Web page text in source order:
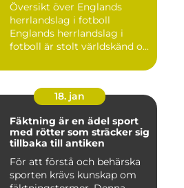
Översikt över Englands
herrlandslag i fotboll
Englands herrlandslag i
fotboll är stolt världskänd o...
18. jan
Fäktning är en ädel sport
med rötter som sträcker sig
tillbaka till antiken
För att förstå och behärska
sporten krävs kunskap om